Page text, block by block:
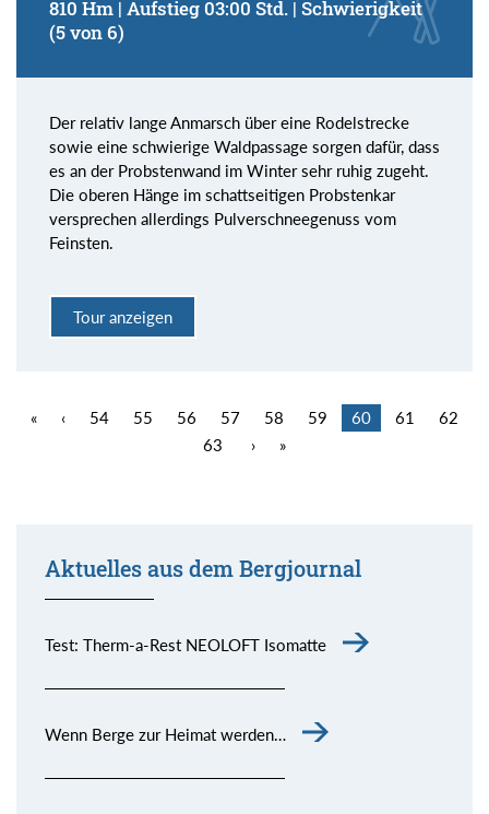
810 Hm | Aufstieg 03:00 Std. | Schwierigkeit
(5 von 6)
Der relativ lange Anmarsch über eine Rodelstrecke
sowie eine schwierige Waldpassage sorgen dafür, dass
es an der Probstenwand im Winter sehr ruhig zugeht.
Die oberen Hänge im schattseitigen Probstenkar
versprechen allerdings Pulverschneegenuss vom
Feinsten.
Tour anzeigen
« ‹ 54 55 56 57 58 59 60 61
62
63
› »
Aktuelles aus dem Bergjournal
Test: Therm-a-Rest NEOLOFT Isomatte
Wenn Berge zur Heimat werden…